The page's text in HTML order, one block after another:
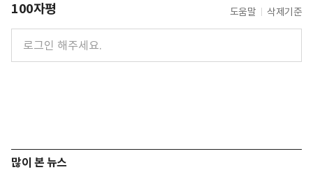
100자평 도움말 삭제기준
많이 본 뉴스